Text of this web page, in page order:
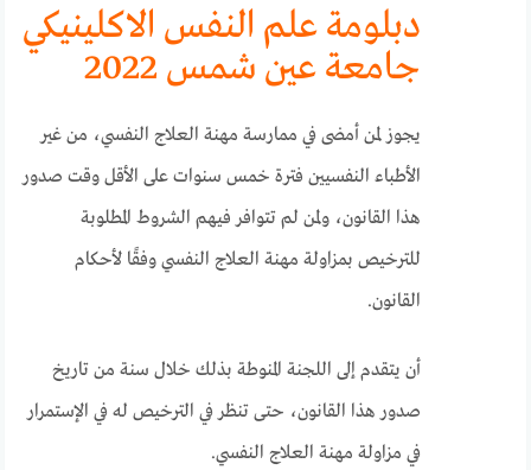
دبلومة علم النفس الاكلينيكي
جامعة عين شمس 2022
يجوز لمن أمضى في ممارسة مهنة العلاج النفسي، من غير
الأطباء النفسيين فترة خمس سنوات على الأقل وقت صدور
هذا القانون، ولمن لم تتوافر فيهم الشروط المطلوبة
للترخيص بمزاولة مهنة العلاج النفسي وفقًا لأحكام
القانون.
أن يتقدم إلى اللجنة المنوطة بذلك خلال سنة من تاريخ
صدور هذا القانون، حتى تنظر في الترخيص له في الإستمرار
في مزاولة مهنة العلاج النفسي.